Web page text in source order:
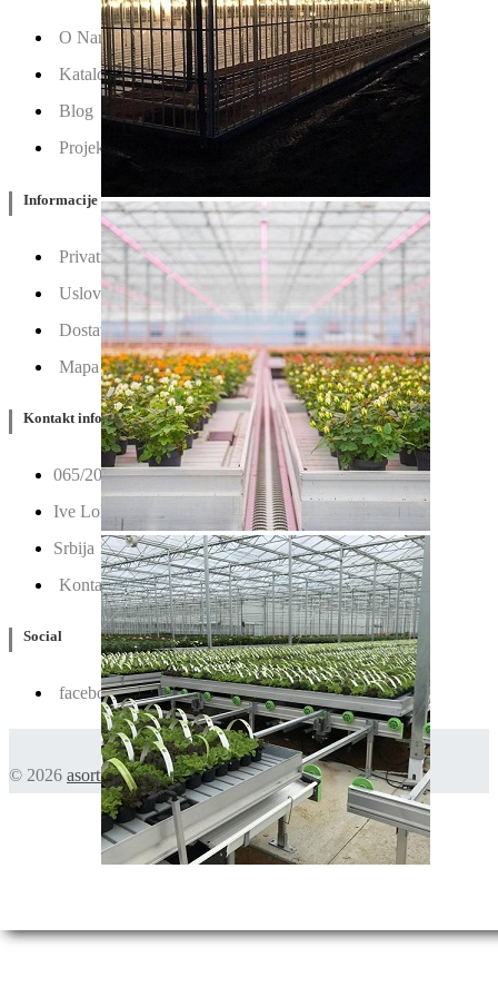
O Nama
Katalozi
Blog
Projektovanje / Izgradnja
Informacije
Privatnost & Kolačići
Uslovi Korišćenja
Dostava & Povraćaj
Mapa
Kontakt info
065/202-52-02
Ive Lole Ribara 65, 22406 Irig
Srbija
Kontaktirajte nas
Social
facebook
© 2026 asortiman.rs. Sva prava zadržana.